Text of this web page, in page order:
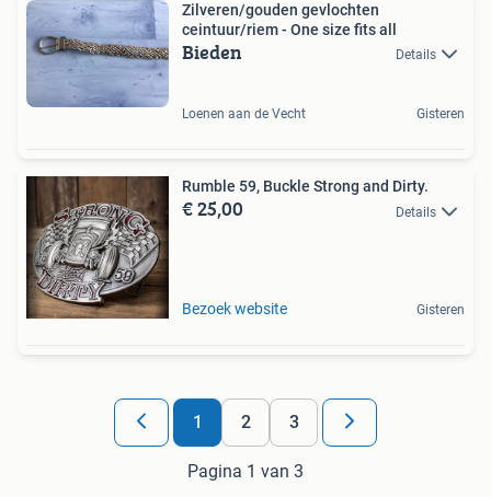
Zilveren/gouden gevlochten
ceintuur/riem - One size fits all
Bieden Details
Loenen aan de Vecht Gisteren
Rumble 59, Buckle Strong and Dirty.
€ 25,00 Details
Bezoek website Gisteren
1 2 3
Pagina 1 van 3